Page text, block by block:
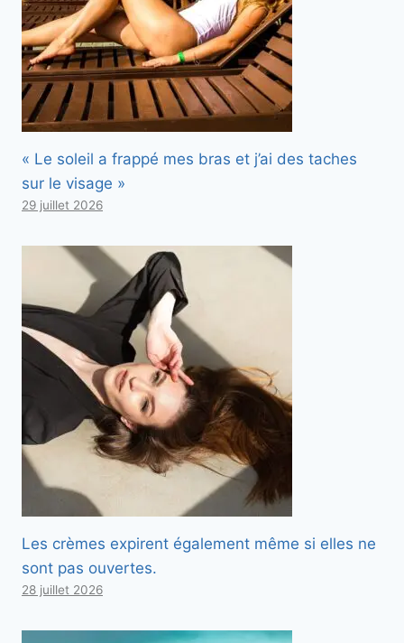
« Le soleil a frappé mes bras et j’ai des taches
sur le visage »
29 juillet 2026
Les crèmes expirent également même si elles ne
sont pas ouvertes.
28 juillet 2026